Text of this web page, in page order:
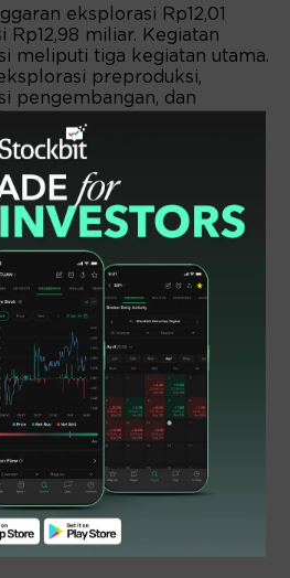
eksplorasi Rp12,01
miliar. Kegiatan
meliputi tiga kegiatan utama.
preproduksi,
pengembangan, dan